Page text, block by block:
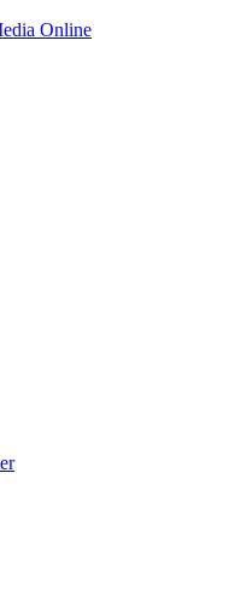
Online